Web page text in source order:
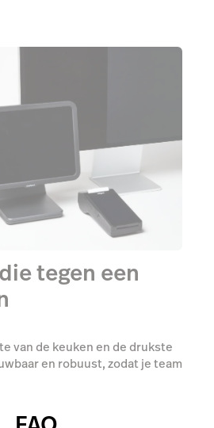
tegen een
van de keuken en de drukste
en robuust, zodat je team